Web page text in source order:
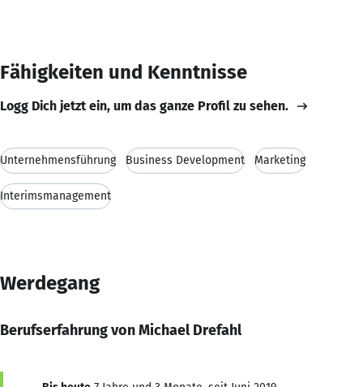
Fähigkeiten und Kenntnisse
Logg Dich jetzt ein, um das ganze Profil zu sehen.
Unternehmensführung Business Development Marketing
Interimsmanagement
Werdegang
Berufserfahrung von Michael Drefahl